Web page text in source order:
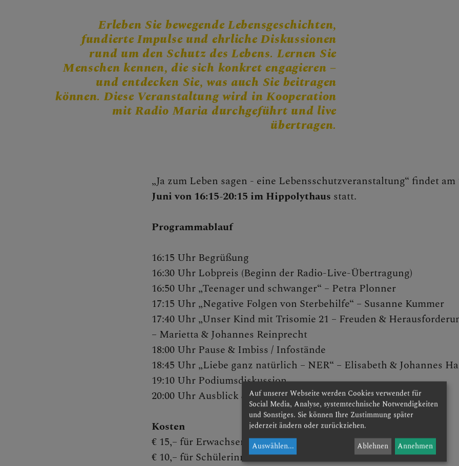
MITMACHEN
BEGEGNEN
Begegnungstage
Seelsorge
Bischof
Personen
Diözesane Verwaltung
Pfarren
Erleben Sie bewegende Lebensgeschichten,
fundierte Impulse und ehrliche Diskussionen
rund um den Schutz des Lebens. Lernen Sie
Menschen kennen, die sich konkret engagieren –
und entdecken Sie, was auch Sie beitragen
können. Diese Veranstaltung wird in Kooperation
mit Radio Maria durchgeführt und live
übertragen.
„Ja zum Leben sagen - eine Lebensschutzveranstaltung“ findet am
Juni von 16:15-20:15 im Hippolythaus statt.
Programmablauf
16:15 Uhr Begrüßung
16:30 Uhr Lobpreis (Beginn der Radio-Live-Übertragung)
16:50 Uhr „Teenager und schwanger“ – Petra Plonner
17:15 Uhr „Negative Folgen von Sterbehilfe“ – Susanne Kummer
17:40 Uhr „Unser Kind mit Trisomie 21 – Freuden &
– Marietta & Johannes Reinprecht
18:00 Uhr Pause & Imbiss / Infostände
18:45 Uhr „Liebe ganz natürlich – NER“ – Elisabeth & Johannes
19:10 Uhr Podiumsdiskussion
20:00 Uhr Ausblick & Netzwerken
Kosten
€ 15,– für Erwachsene
€ 10,– für Schülerinnen/Schüler und Studentinnen/Studenten
Auf unserer Webseite werden Cookies verwendet für
Social Media, Analyse, systemtechnische Notwendigkeiten
und Sonstiges. Sie können Ihre Zustimmung später
jederzeit ändern oder zurückziehen.
Auswählen... Ablehnen Annehmen